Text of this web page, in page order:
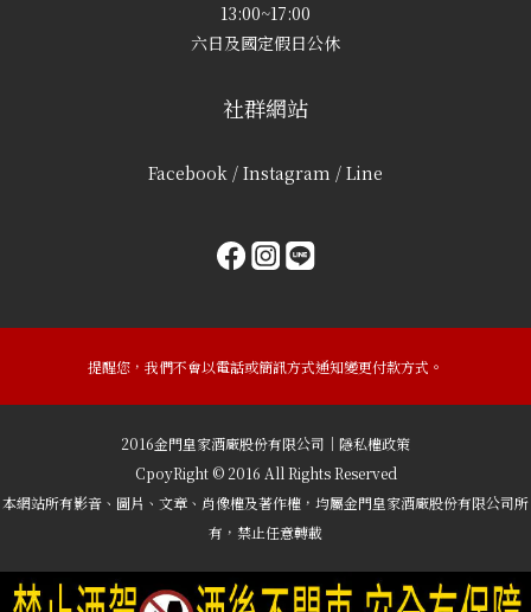
13:00~17:00
六日及國定假日公休
社群網站
Facebook / Instagram / Line
提醒您，我們不會以電話或簡訊方式通知變更付款方式。
2016金門皇家酒廠股份有限公司｜隱私權政策
CpoyRight © 2016 All Rights Reserved
本網站所有影音、圖片、文章、肖像權及著作權，均屬金門皇家酒廠股份有限公司所
有，禁止任意轉載